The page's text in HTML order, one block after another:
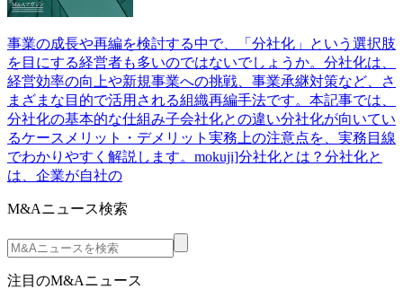
事業の成長や再編を検討する中で、「分社化」という選択肢
を目にする経営者も多いのではないでしょうか。分社化は、
経営効率の向上や新規事業への挑戦、事業承継対策など、さ
まざまな目的で活用される組織再編手法です。本記事では、
分社化の基本的な仕組み子会社化との違い分社化が向いてい
るケースメリット・デメリット実務上の注意点を、実務目線
でわかりやすく解説します。mokuji]分社化とは？分社化と
は、企業が自社の
M&Aニュース検索
注目のM&Aニュース